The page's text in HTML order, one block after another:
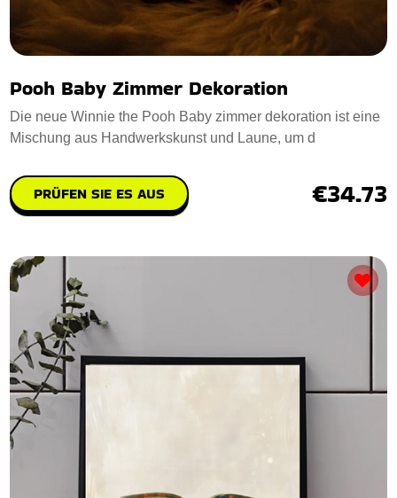
Pooh Baby Zimmer Dekoration
Die neue Winnie the Pooh Baby zimmer dekoration ist eine
Mischung aus Handwerkskunst und Laune, um d
PRÜFEN SIE ES AUS €34.73